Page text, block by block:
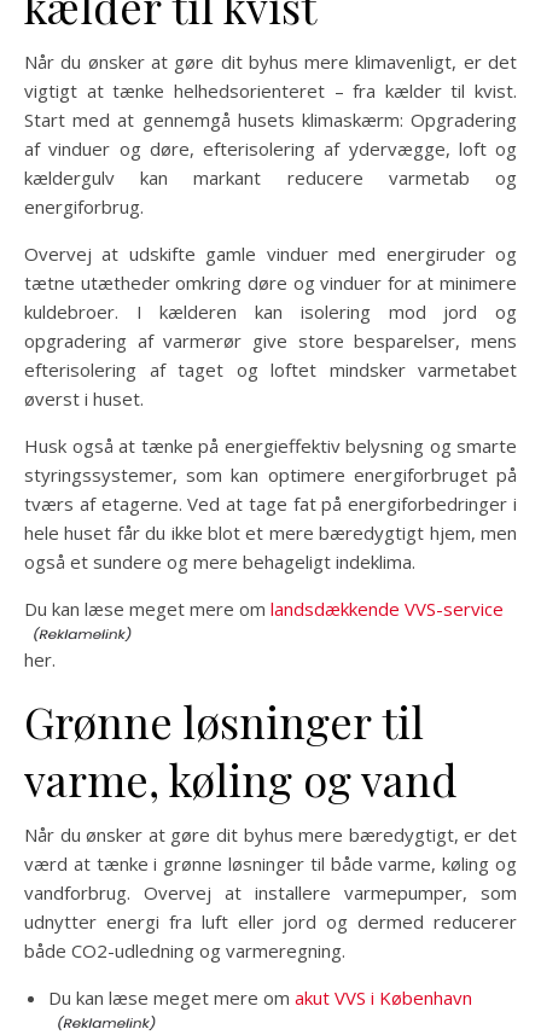
Når du ønsker at gøre dit byhus mere klimavenligt, er det
vigtigt at tænke helhedsorienteret – fra kælder til kvist.
Start med at gennemgå husets klimaskærm: Opgradering
af vinduer og døre, efterisolering af ydervægge, loft og
kældergulv kan markant reducere varmetab og
energiforbrug.
Overvej at udskifte gamle vinduer med energiruder og
tætne utætheder omkring døre og vinduer for at minimere
kuldebroer. I kælderen kan isolering mod jord og
opgradering af varmerør give store besparelser, mens
efterisolering af taget og loftet mindsker varmetabet
øverst i huset.
Husk også at tænke på energieffektiv belysning og smarte
styringssystemer, som kan optimere energiforbruget på
tværs af etagerne. Ved at tage fat på energiforbedringer i
hele huset får du ikke blot et mere bæredygtigt hjem, men
også et sundere og mere behageligt indeklima.
Du kan læse meget mere om landsdækkende VVS-service
her.
Grønne løsninger til
varme, køling og vand
Når du ønsker at gøre dit byhus mere bæredygtigt, er det
værd at tænke i grønne løsninger til både varme, køling og
vandforbrug. Overvej at installere varmepumper, som
udnytter energi fra luft eller jord og dermed reducerer
både CO2-udledning og varmeregning.
Du kan læse meget mere om akut VVS i København